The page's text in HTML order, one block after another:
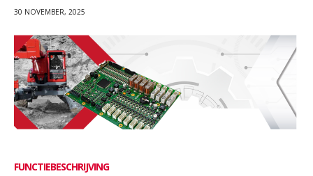
30 NOVEMBER, 2025
FUNCTIEBESCHRIJVING